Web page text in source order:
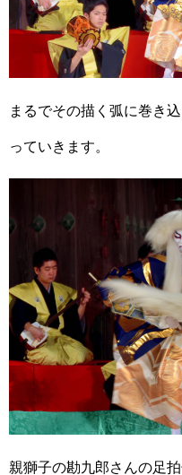
まるでその描く弧に巻き
っていきます。
親獅子の勘九郎さんの足